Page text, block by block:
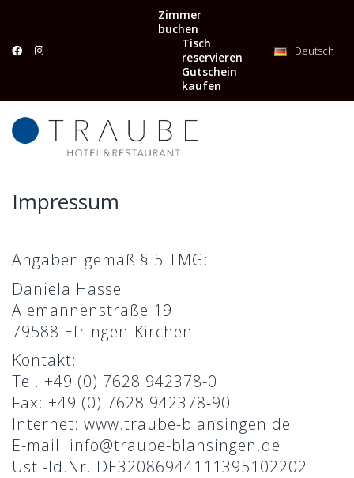
Zimmer
buchen
Tisch
reservieren
Gutschein
kaufen
Deutsch
Impressum
Angaben gemäß § 5 TMG:
Daniela Hasse
Alemannenstraße 19
79588 Efringen-Kirchen
Kontakt:
Tel. +49 (0) 7628 942378-0
Fax: +49 (0) 7628 942378-90
Internet: www.traube-blansingen.de
E-mail: info@traube-blansingen.de
Ust.-Id.Nr. DE32086944111395102202
TRAUBE RESTAURANT & HOTEL
Home